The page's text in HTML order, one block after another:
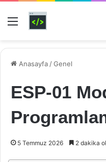
Menü
Anasayfa /Genel
ESP-01
5 Temmuz 2026 2 dakika